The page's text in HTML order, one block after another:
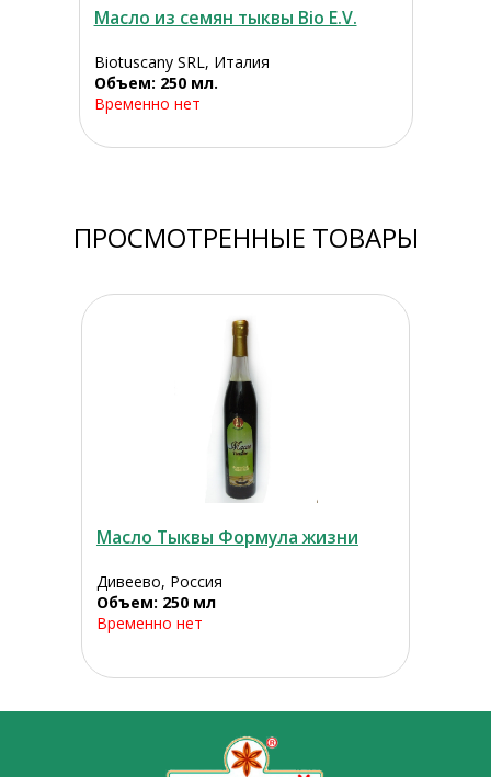
Масло из семян тыквы Bio E.V.
Biotuscany SRL, Италия
Объем: 250 мл.
Временно нет
ПРОСМОТРЕННЫЕ ТОВАРЫ
Масло Тыквы Формула жизни
Дивеево, Россия
Объем: 250 мл
Временно нет